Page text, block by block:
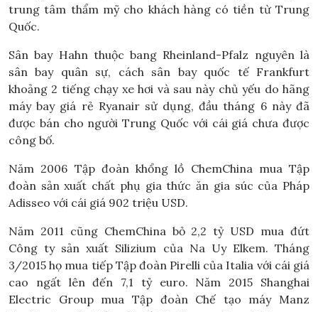
trung tâm thẩm mỹ cho khách hàng có tiền từ Trung
Quốc.
Sân bay Hahn thuộc bang Rheinland-Pfalz nguyên là
sân bay quân sự, cách sân bay quốc tế Frankfurt
khoảng 2 tiếng chạy xe hơi và sau này chủ yếu do hãng
máy bay giá rẻ Ryanair sử dụng, đầu tháng 6 này đã
được bán cho người Trung Quốc với cái giá chưa được
công bố.
Năm 2006 Tập đoàn khổng lồ ChemChina mua Tập
đoàn sản xuất chất phụ gia thức ăn gia súc của Pháp
Adisseo với cái giá 902 triệu USD.
Năm 2011 cũng ChemChina bỏ 2,2 tỷ USD mua đứt
Công ty sản xuất Silizium của Na Uy Elkem. Tháng
3/2015 họ mua tiếp Tập đoàn Pirelli của Italia với cái giá
cao ngất lên đến 7,1 tỷ euro. Năm 2015 Shanghai
Electric Group mua Tập đoàn Chế tạo máy Manz